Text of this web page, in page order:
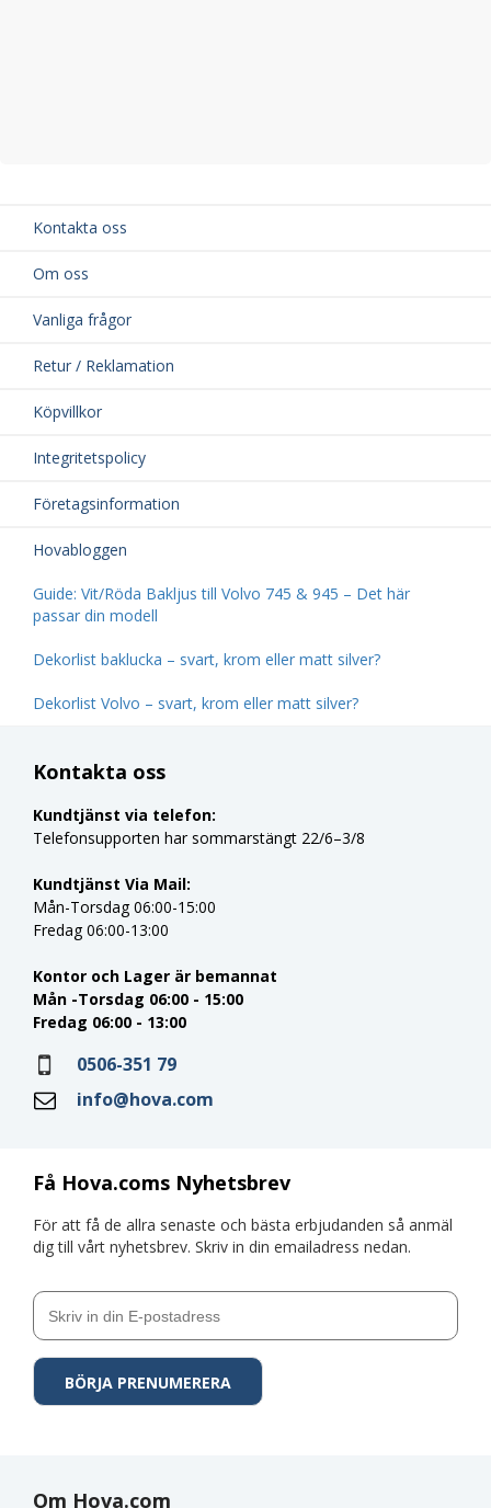
Kontakta oss
Om oss
Vanliga frågor
Retur / Reklamation
Köpvillkor
Integritetspolicy
Företagsinformation
Hovabloggen
Guide: Vit/Röda Bakljus till Volvo 745 & 945 – Det här
passar din modell
Dekorlist baklucka – svart, krom eller matt silver?
Dekorlist Volvo – svart, krom eller matt silver?
Få Hova.coms Nyhetsbrev
För att få de allra senaste och bästa erbjudanden så anmäl
dig till vårt nyhetsbrev. Skriv in din emailadress nedan.
Kontakta oss
Kundtjänst via telefon:
Telefonsupporten har sommarstängt 22/6–3/8
Kundtjänst Via Mail:
Mån-Torsdag 06:00-15:00
Fredag 06:00-13:00
Kontor och Lager är bemannat
Mån -Torsdag 06:00 - 15:00
Fredag 06:00 - 13:00
0506-351 79
info@hova.com
Om Hova.com